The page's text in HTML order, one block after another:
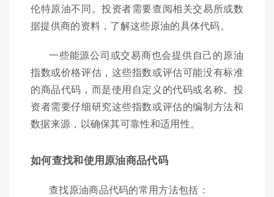
伦特原油不同。投资者需要查阅相关交易所或数
据提供商的资料，了解这些原油的具体代码。
一些能源公司或交易商也会提供自己的原油
指数或价格评估，这些指数或评估可能没有标准
的商品代码，而是使用自定义的代码或名称。投
资者需要仔细研究这些指数或评估的编制方法和
数据来源，以确保其可靠性和适用性。
如何查找和使用原油商品代码
查找原油商品代码的常用方法包括：